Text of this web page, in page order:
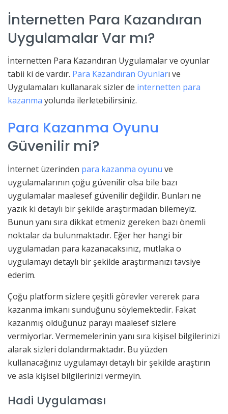
İnternetten Para Kazandıran
Uygulamalar Var mı?
İnternetten Para Kazandıran Uygulamalar ve oyunlar
tabii ki de vardır. Para Kazandıran Oyunları ve
Uygulamaları kullanarak sizler de internetten para
kazanma yolunda ilerletebilirsiniz.
Para Kazanma Oyunu
Güvenilir mi?
İnternet üzerinden para kazanma oyunu ve
uygulamalarının çoğu güvenilir olsa bile bazı
uygulamalar maalesef güvenilir değildir. Bunları ne
yazık ki detaylı bir şekilde araştırmadan bilemeyiz.
Bunun yanı sıra dikkat etmeniz gereken bazı önemli
noktalar da bulunmaktadır. Eğer her hangi bir
uygulamadan para kazanacaksınız, mutlaka o
uygulamayı detaylı bir şekilde araştırmanızı tavsiye
ederim.
Çoğu platform sizlere çeşitli görevler vererek para
kazanma imkanı sunduğunu söylemektedir. Fakat
kazanmış olduğunuz parayı maalesef sizlere
vermiyorlar. Vermemelerinin yanı sıra kişisel bilgilerinizi
alarak sizleri dolandırmaktadır. Bu yüzden
kullanacağınız uygulamayı detaylı bir şekilde araştırın
ve asla kişisel bilgilerinizi vermeyin.
Hadi Uygulaması